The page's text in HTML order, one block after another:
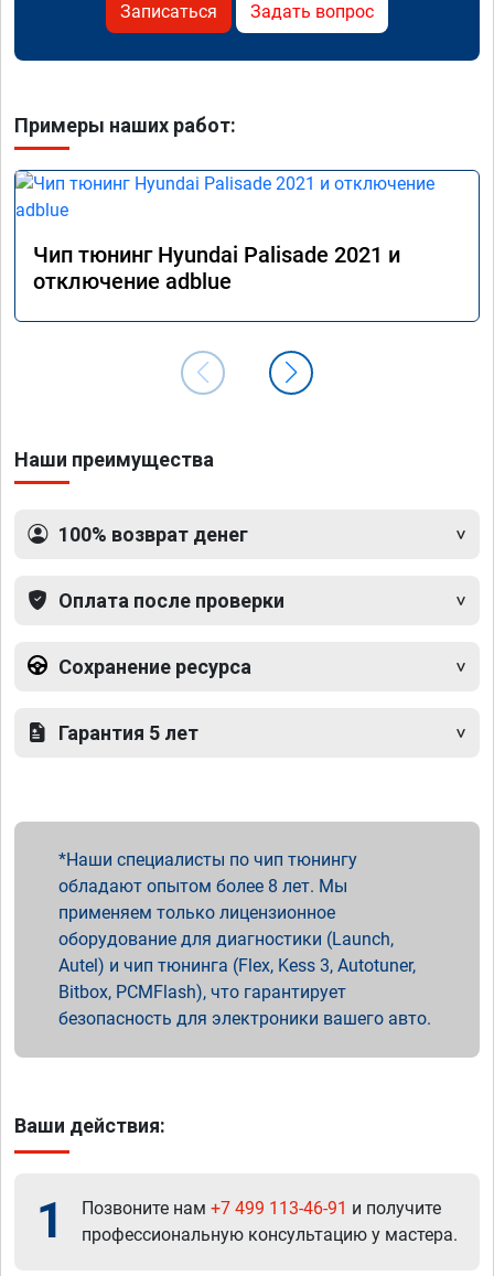
Записаться Задать вопрос
Примеры наших работ:
Чип тюнинг Hyundai Palisade 2021 и
отключение adblue
Наши преимущества
100% возврат денег
Оплата после проверки
Сохранение ресурса
Гарантия 5 лет
Наши специалисты по чип тюнингу
обладают опытом более 8 лет. Мы
применяем только лицензионное
оборудование для диагностики (Launch,
Autel) и чип тюнинга (Flex, Kess 3, Autotuner,
Bitbox, PCMFlash), что гарантирует
безопасность для электроники вашего авто.
Ваши действия:
1 Позвоните нам +7 499 113-46-91 и получите
профессиональную консультацию у мастера.